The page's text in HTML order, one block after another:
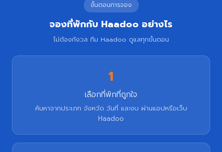
ขั้นตอนการจอง
จองที่พักกับ Haadoo อย่างไร
ไม่ต้องกังวล ทีม Haadoo ดูแลทุกขั้นตอน
1
เลือกที่พักที่ถูกใจ
ค้นหาจากประเภท จังหวัด วันที่ และงบ ผ่านแอปหรือเว็บ
Haadoo